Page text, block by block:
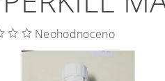
= SLEVY 10-30 %
Neohodnoceno